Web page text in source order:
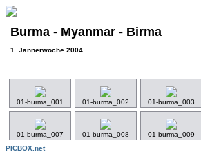
Burma - Myanmar - Birma
1. Jännerwoche 2004
01-burma_001 01-burma_002 01-burma_003
01-burma_007 01-burma_008 01-burma_009
PICBOX.net